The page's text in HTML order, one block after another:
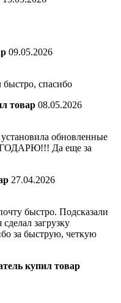
09.05.2026
быстро, спасибо
товар 08.05.2026
обновленные
Да еще за
27.04.2026
быстро. Подсказали
загрузку
за быструю, четкую
купил товар